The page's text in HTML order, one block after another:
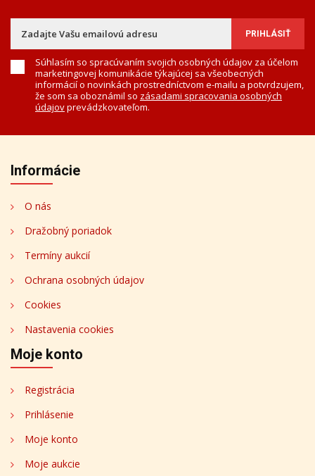
Súhlasím so spracúvaním svojich osobných údajov za účelom
marketingovej komunikácie týkajúcej sa všeobecných
informácií o novinkách prostredníctvom e-mailu a potvrdzujem,
že som sa oboznámil so zásadami spracovania osobných
údajovprevádzkovateľom.
Informácie
O nás
Dražobný poriadok
Termíny aukcií
Ochrana osobných údajov
Cookies
Nastavenia cookies
Moje konto
Registrácia
Prihlásenie
Moje konto
Moje aukcie